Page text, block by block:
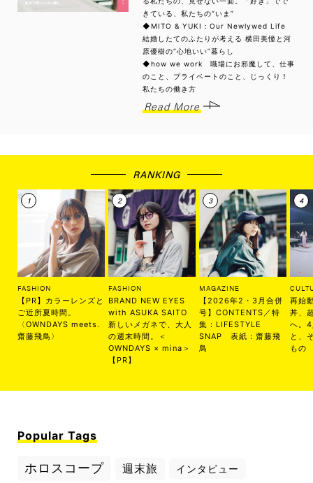
きている、私たちの“いま”
◆MITO & YUKI：Our Newlywed Life
結婚したてのふたりが考える 横田美憧と河
原優樹の“心地いい”暮らし
◆how we work 職場にお邪魔して、仕事
のこと、プライベートのこと、じっくり！
私たちの働き方
Read More
RANKING
FASHION
【PR】カラーレンズと
ご近所夏時間。
〈OWNDAYS meets.
齋藤飛鳥〉
FASHION
BRAND NEW EYES
with ASUKA SAITO
新しいメガネで、大人
の週末時間。＜
OWNDAYS × mina＞
【PR】
MAGAZINE
【2026年2・3月合併
号】CONTENTS／特
集：LIFESTYLE
SNAP 表紙：齋藤飛
鳥
再始
丼、
へ。
と、
もの
Popular Tags
ホロスコープ 週末旅 インタビュー